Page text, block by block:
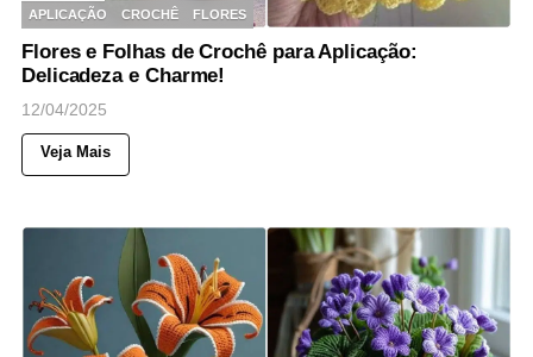
APLICAÇÃO
CROCHÊ FLORES
Flores e Folhas de Crochê para Aplicação:
Delicadeza e Charme!
12/04/2025
Veja Mais